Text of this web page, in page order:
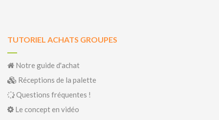
TUTORIEL ACHATS GROUPES
Notre guide d'achat
Réceptions de la palette
Questions fréquentes !
Le concept en vidéo